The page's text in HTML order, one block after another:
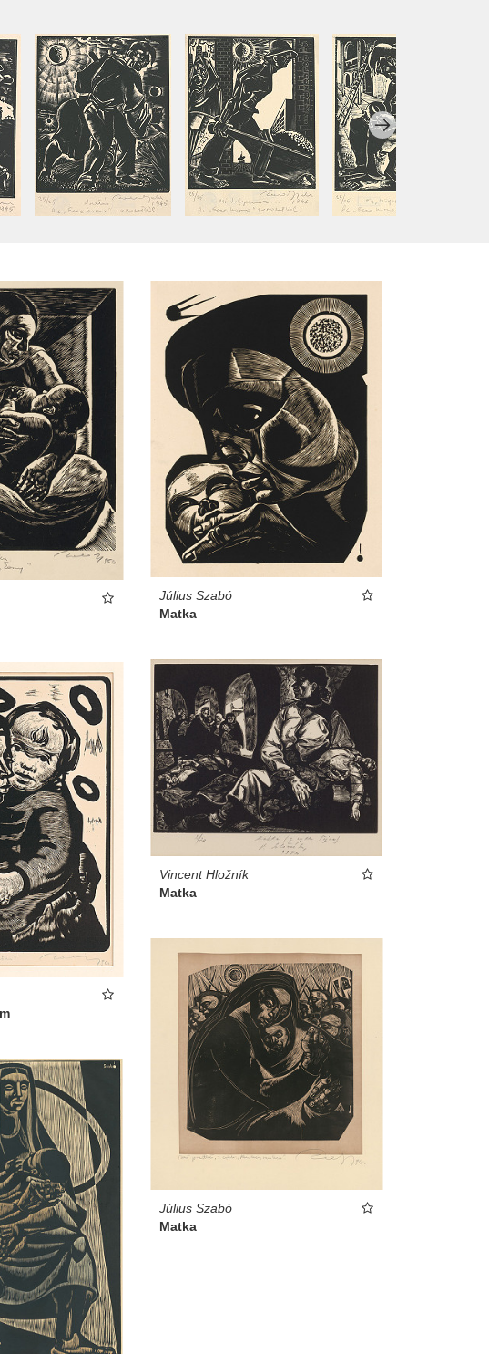
Július Szabó
Matka
Vincent Hložník
Matka
Július Szabó
Matka